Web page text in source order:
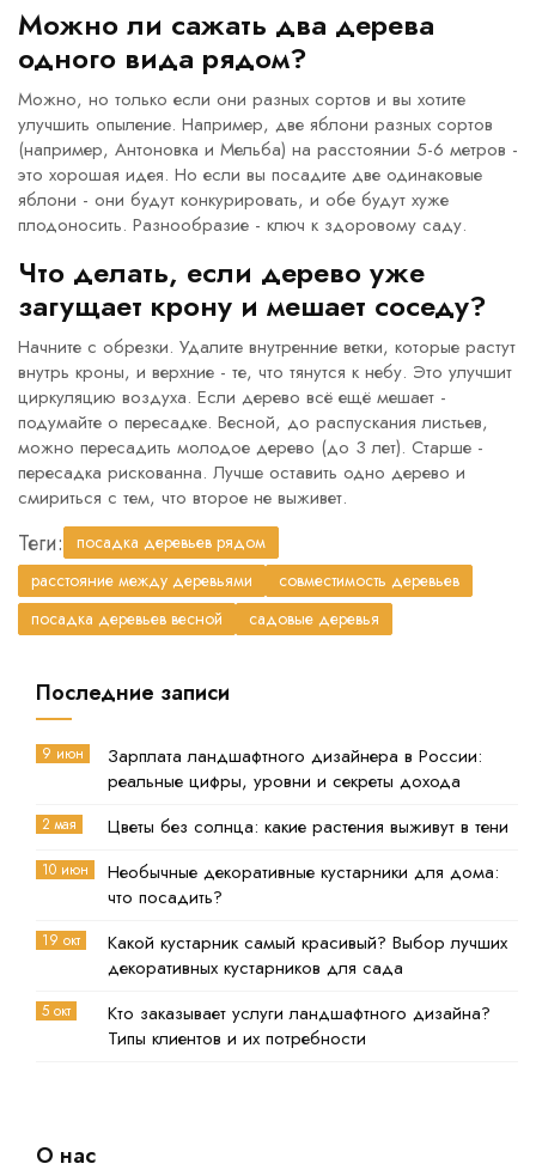
Можно ли сажать два дерева
одного вида рядом?
Можно, но только если они разных сортов и вы хотите
улучшить опыление. Например, две яблони разных сортов
(например, Антоновка и Мельба) на расстоянии 5-6 метров -
это хорошая идея. Но если вы посадите две одинаковые
яблони - они будут конкурировать, и обе будут хуже
плодоносить. Разнообразие - ключ к здоровому саду.
Что делать, если дерево уже
загущает крону и мешает соседу?
Начните с обрезки. Удалите внутренние ветки, которые растут
внутрь кроны, и верхние - те, что тянутся к небу. Это улучшит
циркуляцию воздуха. Если дерево всё ещё мешает -
подумайте о пересадке. Весной, до распускания листьев,
можно пересадить молодое дерево (до 3 лет). Старше -
пересадка рискованна. Лучше оставить одно дерево и
смириться с тем, что второе не выживет.
Теги:
посадка деревьев рядом
расстояние между деревьями
совместимость деревьев
посадка деревьев весной
садовые деревья
Последние записи
9 июн
Зарплата ландшафтного дизайнера в России:
реальные цифры, уровни и секреты дохода
2 мая Цветы без солнца: какие растения выживут в тени
10 июн
Необычные декоративные кустарники для дома:
что посадить?
19 окт
Какой кустарник самый красивый? Выбор лучших
декоративных кустарников для сада
5 окт
Кто заказывает услуги ландшафтного дизайна?
Типы клиентов и их потребности
О нас